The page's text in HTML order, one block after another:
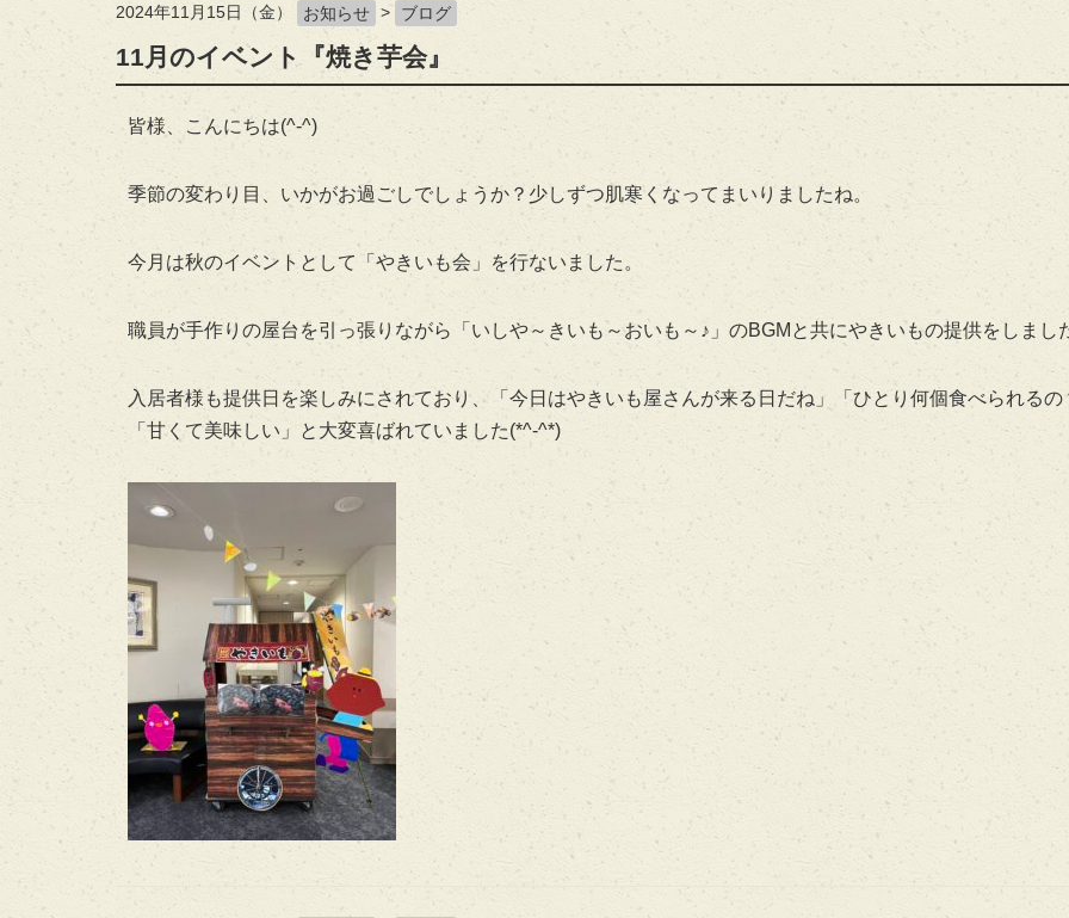
2024年11月15日（金） お知らせ > ブログ
11月のイベント『焼き芋会』
皆様、こんにちは(^-^)
季節の変わり目、いかがお過ごしでしょうか？少しずつ肌寒くなってまいりましたね。
今月は秋のイベントとして「やきいも会」を行ないました。
職員が手作りの屋台を引っ張りながら「いしや～きいも～おいも～♪」のBGMと共にやきいもの提供をしまし
入居者様も提供日を楽しみにされており、「今日はやきいも屋さんが来る日だね」「ひとり何個食べられるの
「甘くて美味しい」と大変喜ばれていました(*^-^*)